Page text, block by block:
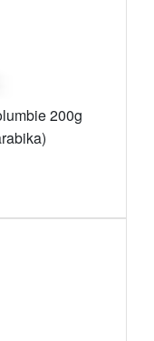
200g